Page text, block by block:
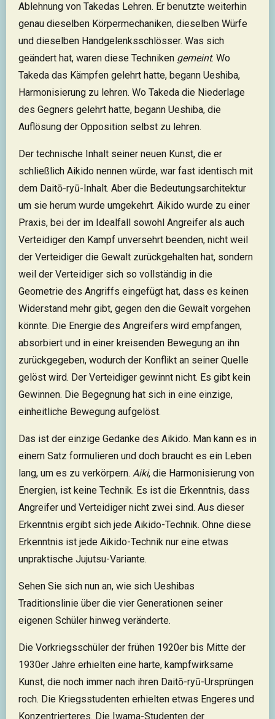
Ablehnung von Takedas Lehren. Er benutzte weiterhin
genau dieselben Körpermechaniken, dieselben Würfe
und dieselben Handgelenksschlösser. Was sich
geändert hat, waren diese Techniken gemeint. Wo
Takeda das Kämpfen gelehrt hatte, begann Ueshiba,
Harmonisierung zu lehren. Wo Takeda die Niederlage
des Gegners gelehrt hatte, begann Ueshiba, die
Auflösung der Opposition selbst zu lehren.
Der technische Inhalt seiner neuen Kunst, die er
schließlich Aikido nennen würde, war fast identisch mit
dem Daitō-ryū-Inhalt. Aber die Bedeutungsarchitektur
um sie herum wurde umgekehrt. Aikido wurde zu einer
Praxis, bei der im Idealfall sowohl Angreifer als auch
Verteidiger den Kampf unversehrt beenden, nicht weil
der Verteidiger die Gewalt zurückgehalten hat, sondern
weil der Verteidiger sich so vollständig in die
Geometrie des Angriffs eingefügt hat, dass es keinen
Widerstand mehr gibt, gegen den die Gewalt vorgehen
könnte. Die Energie des Angreifers wird empfangen,
absorbiert und in einer kreisenden Bewegung an ihn
zurückgegeben, wodurch der Konflikt an seiner Quelle
gelöst wird. Der Verteidiger gewinnt nicht. Es gibt kein
Gewinnen. Die Begegnung hat sich in eine einzige,
einheitliche Bewegung aufgelöst.
Das ist der einzige Gedanke des Aikido. Man kann es in
einem Satz formulieren und doch braucht es ein Leben
lang, um es zu verkörpern. Aiki, die Harmonisierung von
Energien, ist keine Technik. Es ist die Erkenntnis, dass
Angreifer und Verteidiger nicht zwei sind. Aus dieser
Erkenntnis ergibt sich jede Aikido-Technik. Ohne diese
Erkenntnis ist jede Aikido-Technik nur eine etwas
unpraktische Jujutsu-Variante.
Sehen Sie sich nun an, wie sich Ueshibas
Traditionslinie über die vier Generationen seiner
eigenen Schüler hinweg veränderte.
Die Vorkriegsschüler der frühen 1920er bis Mitte der
1930er Jahre erhielten eine harte, kampfwirksame
Kunst, die noch immer nach ihren Daitō-ryū-Ursprüngen
roch. Die Kriegsstudenten erhielten etwas Engeres und
Konzentrierteres. Die Iwama-Studenten der